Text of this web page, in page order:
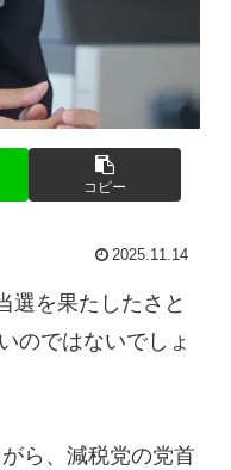
コピー
2025.11.14
選を果たしたさと
のではないでしょ
ら、減税党の党首